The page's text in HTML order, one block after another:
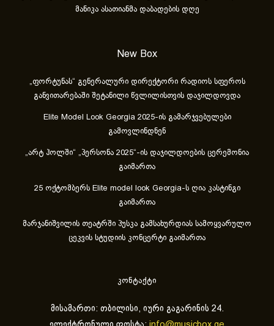
მანიკა ასათიანმა დაბადების დღე
New Box
„ფორტუნას“ გენერალური დირექტორი რადიოს სფეროს
განვითარებაში შეტანილი წვლილისთვის დაჯილდოვდა
Elite Model Look Georgia 2025-ის გამარჯვებულები
გამოვლინდნენ
„არტ ჰოლში“ „პერსონა 2025“-ის დაჯილდოების ცერემონია
გაიმართა
25 ოქტომბერს Elite model look Georgia-ს ღია კასტინგი
გაიმართა
მარჯანიშვილის თეატრში პუსკა გამსახურდიას სამოყვარულო
ცეკვის სტუდიის კონცერტი გაიმართა
კონტაქტი
მისამართი: თბილისი, იური გაგარინის 24.